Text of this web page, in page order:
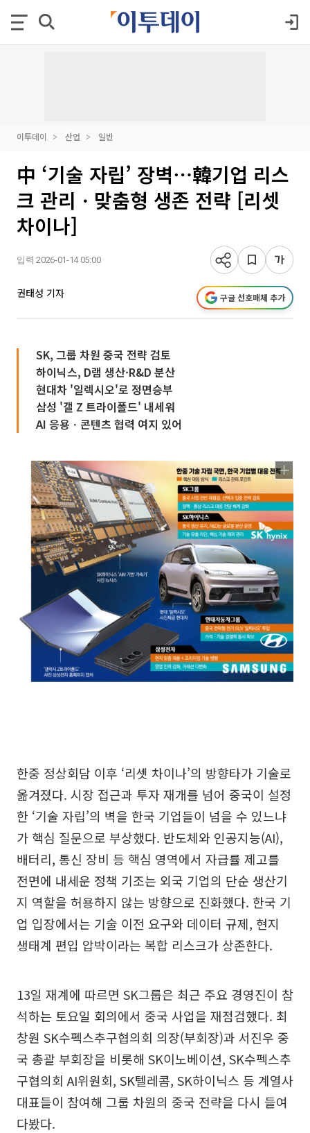
이투데이 산업 일반
中 ‘기술 자립’ 장벽⋯韓기업 리스
크 관리ㆍ맞춤형 생존 전략 [리셋
차이나]
입력 2026-01-14 05:00
권태성 기자 구글 선호매체 추가
SK, 그룹 차원 중국 전략 검토
하이닉스, D램 생산·R&D 분산
현대차 '일렉시오'로 정면승부
삼성 '갤 Z 트라이폴드' 내세워
AI 응용ㆍ콘텐츠 협력 여지 있어
한중 정상회담 이후 ‘리셋 차이나’의 방향타가 기술로
옮겨졌다. 시장 접근과 투자 재개를 넘어 중국이 설정
한 ‘기술 자립’의 벽을 한국 기업들이 넘을 수 있느냐
가 핵심 질문으로 부상했다. 반도체와 인공지능(AI),
배터리, 통신 장비 등 핵심 영역에서 자급률 제고를
전면에 내세운 정책 기조는 외국 기업의 단순 생산기
지 역할을 허용하지 않는 방향으로 진화했다. 한국 기
업 입장에서는 기술 이전 요구와 데이터 규제, 현지
생태계 편입 압박이라는 복합 리스크가 상존한다.
13일 재계에 따르면 SK그룹은 최근 주요 경영진이 참
석하는 토요일 회의에서 중국 사업을 재점검했다. 최
창원 SK수펙스추구협의회 의장(부회장)과 서진우 중
국 총괄 부회장을 비롯해 SK이노베이션, SK수펙스추
구협의회 AI위원회, SK텔레콤, SK하이닉스 등 계열사
대표들이 참여해 그룹 차원의 중국 전략을 다시 들여
다봤다.